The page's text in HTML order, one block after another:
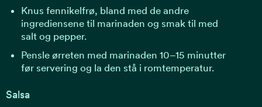
Knus fennikelfrø, bland med de andre
ingrediensene til marinaden og smak til med
salt og pepper.
Pensle ørreten med marinaden 10–15 minutter
før servering og la den stå i romtemperatur.
Salsa